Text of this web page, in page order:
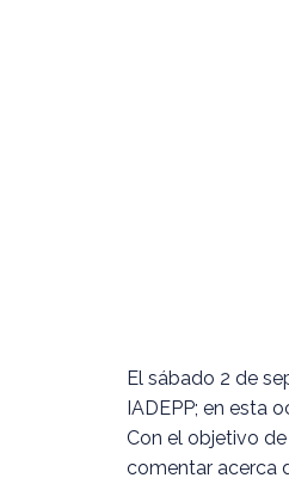
El sábado 2 de
IADEPP; en esta
Con el objetivo
comentar acerca